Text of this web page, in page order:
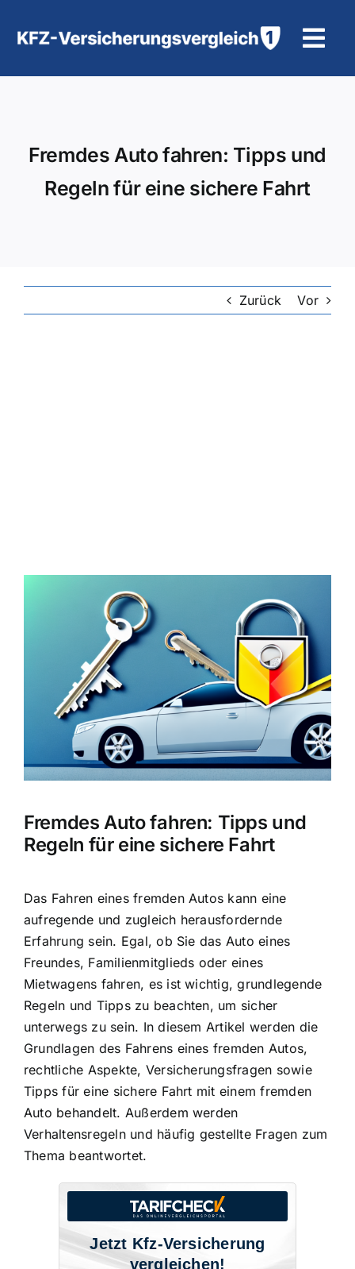
Inhalt
Hilfe und Kontakt
Fremdes Auto fahren: Tipps und
Regeln für eine sichere Fahrt
Zurück Vor
Fremdes Auto fahren: Tipps und
Regeln für eine sichere Fahrt
Das Fahren eines fremden Autos kann eine
aufregende und zugleich herausfordernde
Erfahrung sein. Egal, ob Sie das Auto eines
Freundes, Familienmitglieds oder eines
Mietwagens fahren, es ist wichtig, grundlegende
Regeln und Tipps zu beachten, um sicher
unterwegs zu sein. In diesem Artikel werden die
Grundlagen des Fahrens eines fremden Autos,
rechtliche Aspekte, Versicherungsfragen sowie
Tipps für eine sichere Fahrt mit einem fremden
Auto behandelt. Außerdem werden
Verhaltensregeln und häufig gestellte Fragen zum
Thema beantwortet.
Jetzt Kfz-Versicherung
vergleichen!